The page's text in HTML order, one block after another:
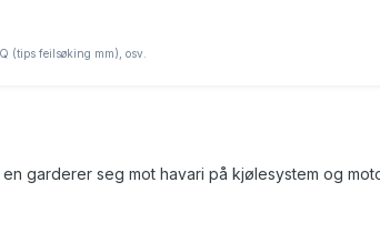
(tips feilsøking mm), osv.
garderer seg mot havari på kjølesystem og